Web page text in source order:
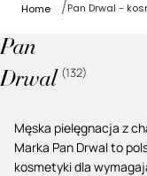
Home Pan Drwal -
Pan
Drwal (132)
Męska pielęgnacja z
Marka Pan Drwalto
kosmetyki dla